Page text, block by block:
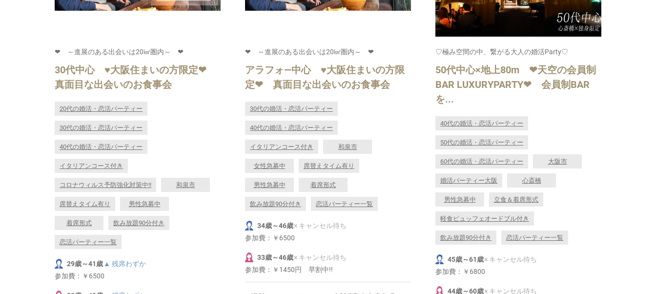
❤ ～進展のある出会いは20㎢圏内～ ❤
30代中心 ♥大阪住まいの方限定❤
真面目な出会いのお食事会
20代の婚活・恋活パーティー
30代の婚活・恋活パーティー
40代の婚活・恋活パーティー
イタリアンコース付き
コロナウィルス予防強化対策中!! 和泉市
席替えタイム有り 男性急募中
着席形式 飲み放題90分付き
恋活パーティー一覧
29歳～41歳 ▲ 残席わずか
参加費： ￥6500
❤ ～進展のある出会いは20㎢圏内～ ❤
アラフォ―中心 ♥大阪住まいの方限
定❤ 真面目な出会いのお食事会
30代の婚活・恋活パーティー
40代の婚活・恋活パーティー
イタリアンコース付き 和泉市
女性急募中 席替えタイム有り
男性急募中 着席形式
飲み放題90分付き 恋活パーティー一覧
34歳～46歳× キャンセル待ち
参加費： ￥6500
33歳～46歳× キャンセル待ち
参加費： ￥1450円 早割中!!
♡極み空間の中、繋がる大人の婚活Party♡
50代中心×地上80m ❤天空の会員制
BAR LUXURYPARTY❤ 会員制BAR
を...
40代の婚活・恋活パーティー
50代の婚活・恋活パーティー
60代の婚活・恋活パーティー 大阪市
婚活パーティー大阪 心斎橋
男性急募中 立食＆着席形式
軽食ビュッフェオードブル付き
飲み放題90分付き 恋活パーティー一覧
45歳～61歳× キャンセル待ち
参加費： ￥6800
44歳～60歳× キャンセル待ち